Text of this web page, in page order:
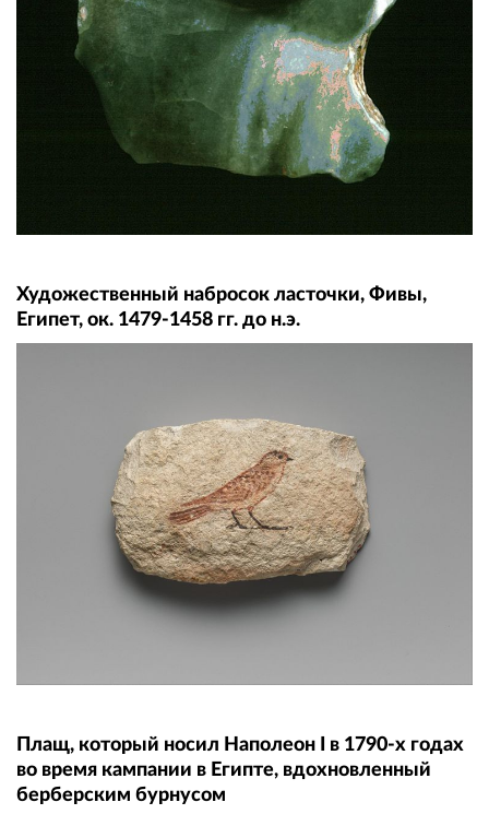
Художественный набросок ласточки, Фивы,
Египет, ок. 1479-1458 гг. до н.э.
Плащ, который носил Наполеон I в 1790-х годах
во время кампании в Египте, вдохновленный
берберским бурнусом